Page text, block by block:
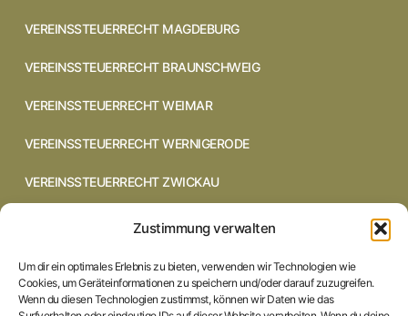
Zustimmung verwalten
Um dir ein optimales Erlebnis zu bieten, verwenden wir Technologien wie
Cookies, um Geräteinformationen zu speichern und/oder darauf zuzugreifen.
Wenn du diesen Technologien zustimmst, können wir Daten wie das
VEREINSSTEUERRECHT MAGDEBURG
VEREINSSTEUERRECHT BRAUNSCHWEIG
VEREINSSTEUERRECHT WEIMAR
VEREINSSTEUERRECHT WERNIGERODE
VEREINSSTEUERRECHT ZWICKAU
VEREINSSTEUERRECHT CHEMNITZ
VEREINSSTEUERRECHT COTTBUS